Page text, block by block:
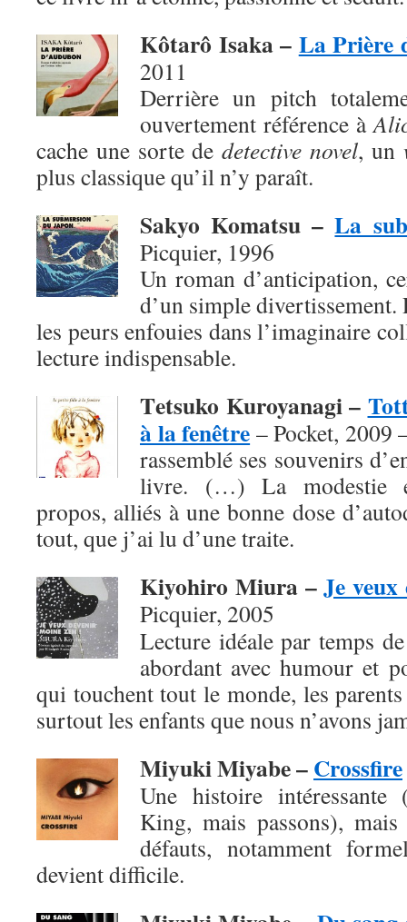
Kôtarô Isaka – La Prière
2011
Derrière un pitch
ouvertement référence à
cache une sorte dedetective novel, un
plus classique qu’il n’y paraît.
Sakyo Komatsu –La
Picquier, 1996
Un roman d’anticipation,
d’un simple
les peurs enfouies dans l’imaginaire
lecture indispensable.
Tetsuko Kuroyanagi –
à la fenêtre – Pocket, 2009
rassemblé ses souvenirs
livre. (…) La modestie
propos, alliés à une bonne dose
tout, que j’ai lu d’une traite.
Kiyohiro Miura –Je
Picquier, 2005
Lecture idéale par temps
abordant avec humour et
qui touchent tout le monde, les
surtout les enfants que nous n’avons
Miyuki Miyabe –Crossfire
Une histoire intéressante
King, mais passons),
défauts, notamment
devient difficile.